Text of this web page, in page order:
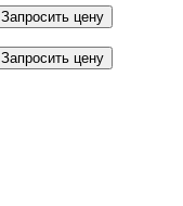
Запросить цену
Запросить цену